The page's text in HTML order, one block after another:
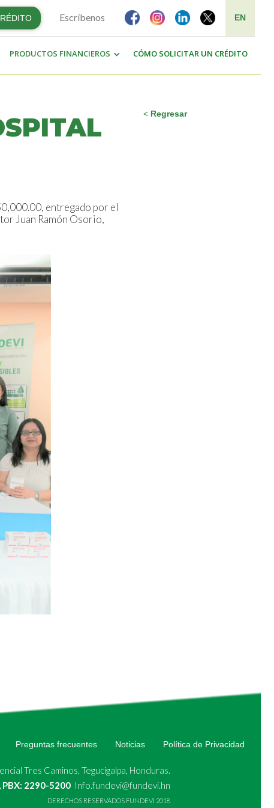
Escríbenos EN
PRODUCTOS FINANCIEROS CÓMO SOLICITAR UN CRÉDITO
< Regresar
entregado por el
Juan Ramón Osorio,
Preguntas frecuentes Noticias Política de Privacidad
Tres Caminos, Tegucigalpa, Honduras.
PBX: 2290-5200 Info.fundevi@fundevi.hn
DERECHOS RESERVADOS FUNDEVI 2018